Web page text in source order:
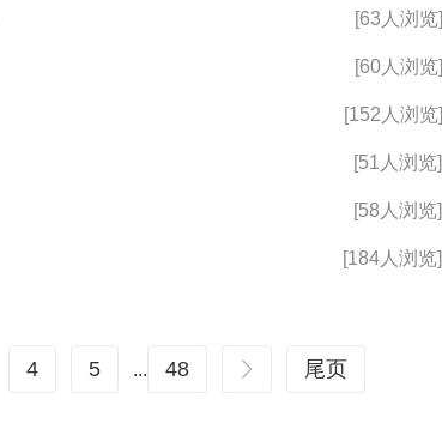
[63人浏览]
[60人浏览]
[152人浏览]
[51人浏览]
[58人浏览]
[184人浏览]
4 5 ... 48 尾页